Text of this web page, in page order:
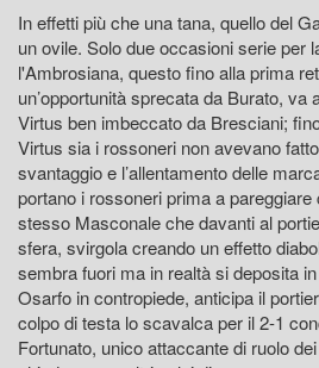
In effetti più che una tana, quello del
un ovile. Solo due occasioni serie per
l'Ambrosiana, questo fino alla prima
un’opportunità sprecata da Burato, va
Virtus ben imbeccato da Bresciani;
Virtus sia i rossoneri non avevano
svantaggio e l’allentamento delle
portano i rossoneri prima a
stesso Masconale che davanti al
sfera, svirgola creando un effetto
sembra fuori ma in realtà si deposita
Osarfo in contropiede, anticipa il
colpo di testa lo scavalca per il 2-1
Fortunato, unico attaccante di ruolo